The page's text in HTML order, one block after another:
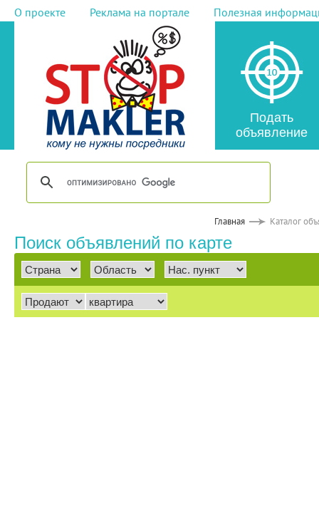
О проекте Реклама на портале Полезная
Подать
объявление
Главная Каталог
Поиск объявлений по карте